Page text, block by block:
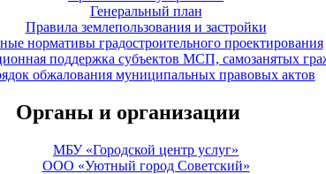
Генеральный план
Правила землепользования и застройки
нормативы градостроительного проектирования
поддержка субъектов МСП, самозанятых
обжалования муниципальных правовых актов
Органы и организации
МБУ «Городской центр услуг»
ООО «Уютный город Советский»